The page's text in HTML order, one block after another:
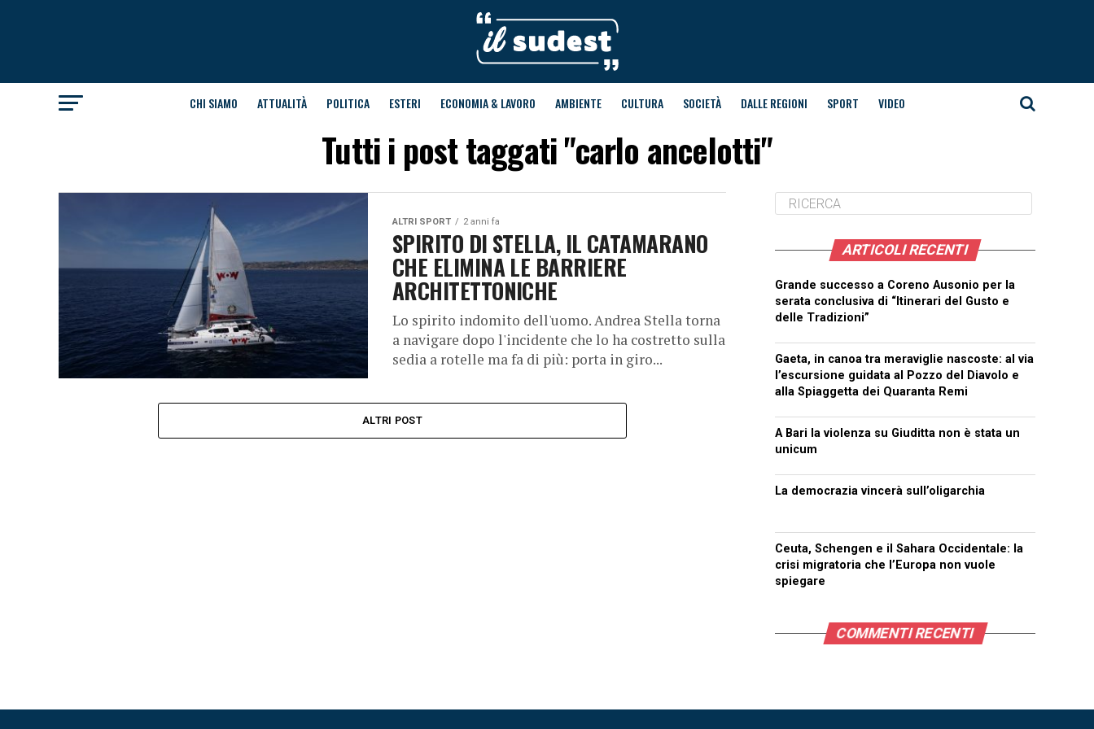
CHI SIAMO ATTUALITÀ POLITICA ESTERI ECONOMIA & LAVORO AMBIENTE CULTURA SOCIETÀ DALLE REGIONI SPORT VIDEO
Tutti i post taggati "carlo ancelotti"
ALTRI SPORT 2 anni fa
SPIRITO DI STELLA, IL CATAMARANO
CHE ELIMINA LE BARRIERE
ARCHITETTONICHE
Lo spirito indomito dell'uomo. Andrea Stella torna
a navigare dopo l'incidente che lo ha costretto sulla
sedia a rotelle ma fa di più: porta in giro...
ALTRI POST
ARTICOLI RECENTI
Grande successo a Coreno Ausonio per la
serata conclusiva di “Itinerari del Gusto e
delle Tradizioni”
Gaeta, in canoa tra meraviglie nascoste: al via
l’escursione guidata al Pozzo del Diavolo e
alla Spiaggetta dei Quaranta Remi
A Bari la violenza su Giuditta non è stata un
unicum
La democrazia vincerà sull’oligarchia
Ceuta, Schengen e il Sahara Occidentale: la
crisi migratoria che l’Europa non vuole
spiegare
COMMENTI RECENTI